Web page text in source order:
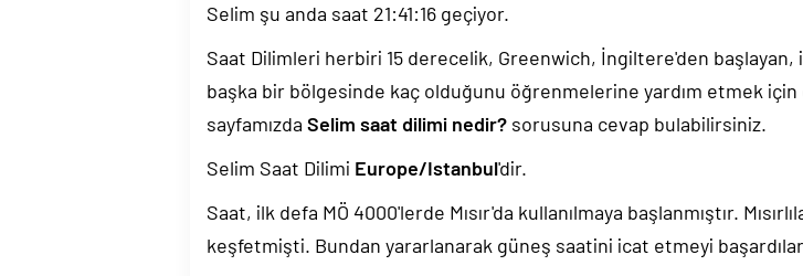
Selim şu anda saat 21:41:17 geçiyor.
Saat Dilimleri herbiri 15 derecelik, Greenwich, İngiltere'den başlayan,
başka bir bölgesinde kaç olduğunu öğrenmelerine yardım etmek
sayfamızda Selim saat dilimi nedir? sorusuna cevap bulabilirsiniz.
Selim Saat Dilimi Europe/Istanbul'dir.
Saat, ilk defa MÖ 4000'lerde Mısır'da kullanılmaya başlanmıştır.
keşfetmişti. Bundan yararlanarak güneş saatini icat etmeyi